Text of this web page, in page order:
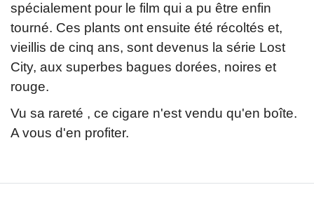
spécialement pour le film qui a pu être enfin
tourné. Ces plants ont ensuite été récoltés et,
vieillis de cinq ans, sont devenus la série Lost
City, aux superbes bagues dorées, noires et
rouge.
Vu sa rareté , ce cigare n'est vendu qu'en boîte.
A vous d'en profiter.